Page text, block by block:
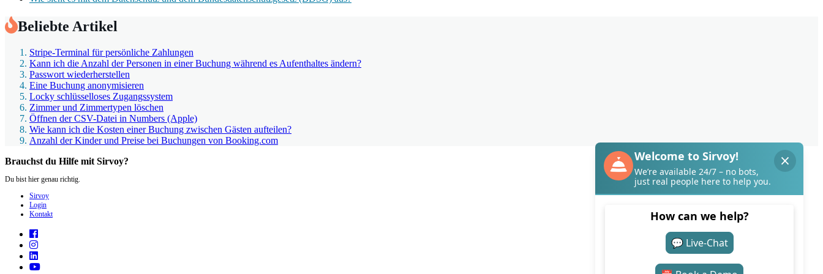
Beliebte Artikel
Stripe-Terminal für persönliche Zahlungen
Kann ich die Anzahl der Personen in einer Buchung während es Aufenthaltes ändern?
Passwort wiederherstellen
Eine Buchung anonymisieren
Locky schlüsselloses Zugangssystem
Zimmer und Zimmertypen löschen
Öffnen der CSV-Datei in Numbers (Apple)
Wie kann ich die Kosten einer Buchung zwischen Gästen aufteilen?
Anzahl der Kinder und Preise bei Buchungen von Booking.com
Brauchst du Hilfe mit Sirvoy?
Du bist hier genau richtig.
Sirvoy
Login
Kontakt